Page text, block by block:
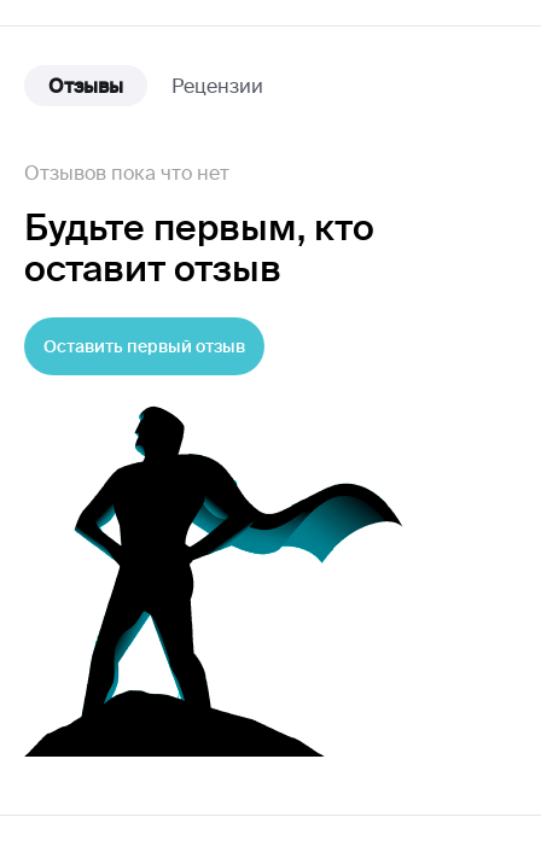
Отзывы Рецензии
Отзывов пока что нет
Будьте первым, кто
оставит отзыв
Оставить первый отзыв